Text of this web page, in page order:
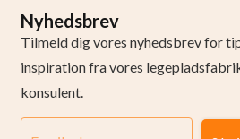
Nyhedsbrev
Tilmeld dig vores nyhedsbrev for
inspiration fra vores
konsulent.